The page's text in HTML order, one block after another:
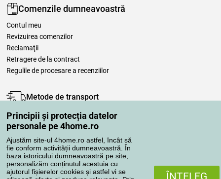
Principii și protecția datelor
personale pe 4home.ro
Ajustăm site-ul 4home.ro astfel, încât să
fie conform activității dumneavoastră. În
baza istoricului dumneavoastră pe site,
personalizăm conținutul acestuia cu
ajutorul fișierelor cookies și astfel vi se
ÎNŢELEG
Comenzile dumneavoastră
Contul meu
Revizuirea comenzilor
Reclamaţii
Retragere de la contract
Regulile de procesare a recenziilor
Metode de transport
Metode de plată
Magazin de încredere